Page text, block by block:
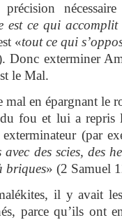
est ce qui
«tout ce qui
Donc exterminer
le Mal.
en épargnant le
fou et lui a repris
(par
avec des scies, des
briques» (2 Samuel
il y avait
parce qu’ils ont